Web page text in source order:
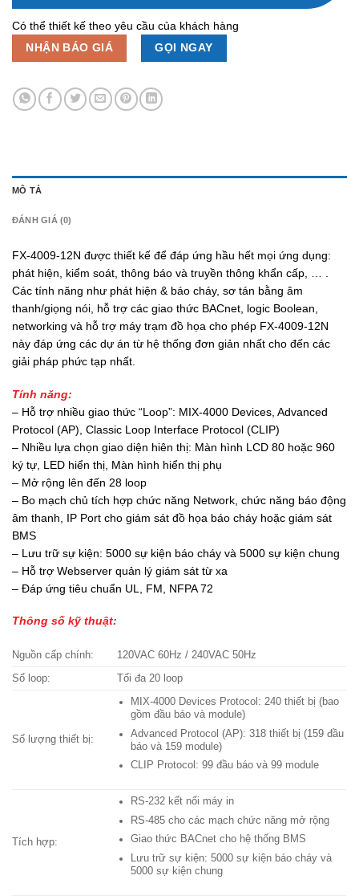
Có thể thiết kế theo yêu cầu của khách hàng
NHẬN BÁO GIÁ GỌI NGAY
MÔ TẢ
ĐÁNH GIÁ (0)
FX-4009-12N được thiết kế để đáp ứng hầu hết mọi ứng dụng:
phát hiện, kiểm soát, thông báo và truyền thông khẩn cấp, … .
Các tính năng như phát hiện & báo cháy, sơ tán bằng âm
thanh/giọng nói, hỗ trợ các giao thức BACnet, logic Boolean,
networking và hỗ trợ máy trạm đồ họa cho phép FX-4009-12N
này đáp ứng các dự án từ hệ thống đơn giản nhất cho đến các
giải pháp phức tạp nhất.
Tính năng:
– Hỗ trợ nhiều giao thức “Loop”: MIX-4000 Devices, Advanced
Protocol (AP), Classic Loop Interface Protocol (CLIP)
– Nhiều lựa chọn giao diện hiên thị: Màn hình LCD 80 hoặc 960
ký tự, LED hiển thị, Màn hình hiển thị phụ
– Mở rộng lên đến 28 loop
– Bo mạch chủ tích hợp chức năng Network, chức năng báo động
âm thanh, IP Port cho giám sát đồ họa báo cháy hoặc giám sát
BMS
– Lưu trữ sự kiện: 5000 sự kiện báo cháy và 5000 sự kiện chung
– Hỗ trợ Webserver quản lý giám sát từ xa
– Đáp ứng tiêu chuẩn UL, FM, NFPA 72
Thông số kỹ thuật:
Nguồn cấp chính: 120VAC 60Hz / 240VAC 50Hz
Số loop: Tối đa 20 loop
Số lượng thiết bị:
MIX-4000 Devices Protocol: 240 thiết bị (bao
gồm đầu báo và module)
Advanced Protocol (AP): 318 thiết bị (159 đầu
báo và 159 module)
CLIP Protocol: 99 đầu báo và 99 module
Tích hợp:
RS-232 kết nối máy in
RS-485 cho các mạch chức năng mở rộng
Giao thức BACnet cho hệ thống BMS
Lưu trữ sự kiện: 5000 sự kiện báo cháy và
5000 sự kiện chung